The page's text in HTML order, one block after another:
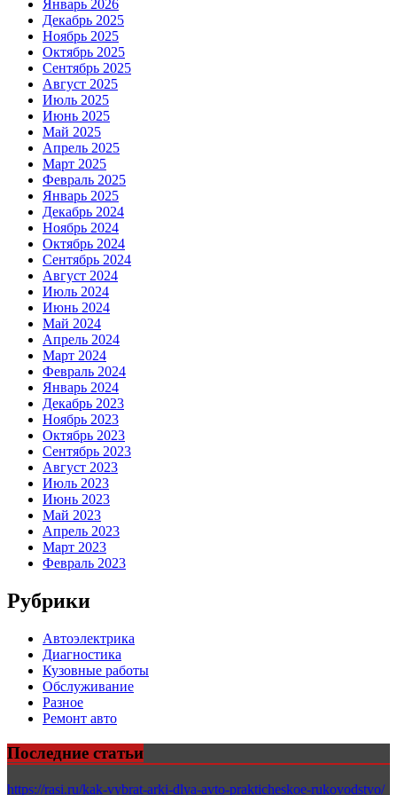
Январь 2026
Декабрь 2025
Ноябрь 2025
Октябрь 2025
Сентябрь 2025
Август 2025
Июль 2025
Июнь 2025
Май 2025
Апрель 2025
Март 2025
Февраль 2025
Январь 2025
Декабрь 2024
Ноябрь 2024
Октябрь 2024
Сентябрь 2024
Август 2024
Июль 2024
Июнь 2024
Май 2024
Апрель 2024
Март 2024
Февраль 2024
Январь 2024
Декабрь 2023
Ноябрь 2023
Октябрь 2023
Сентябрь 2023
Август 2023
Июль 2023
Июнь 2023
Май 2023
Апрель 2023
Март 2023
Февраль 2023
Рубрики
Автоэлектрика
Диагностика
Кузовные работы
Обслуживание
Разное
Ремонт авто
Последние статьи
https://rasi.ru/kak-vybrat-arki-dlya-avto-prakticheskoe-rukovodstvo/